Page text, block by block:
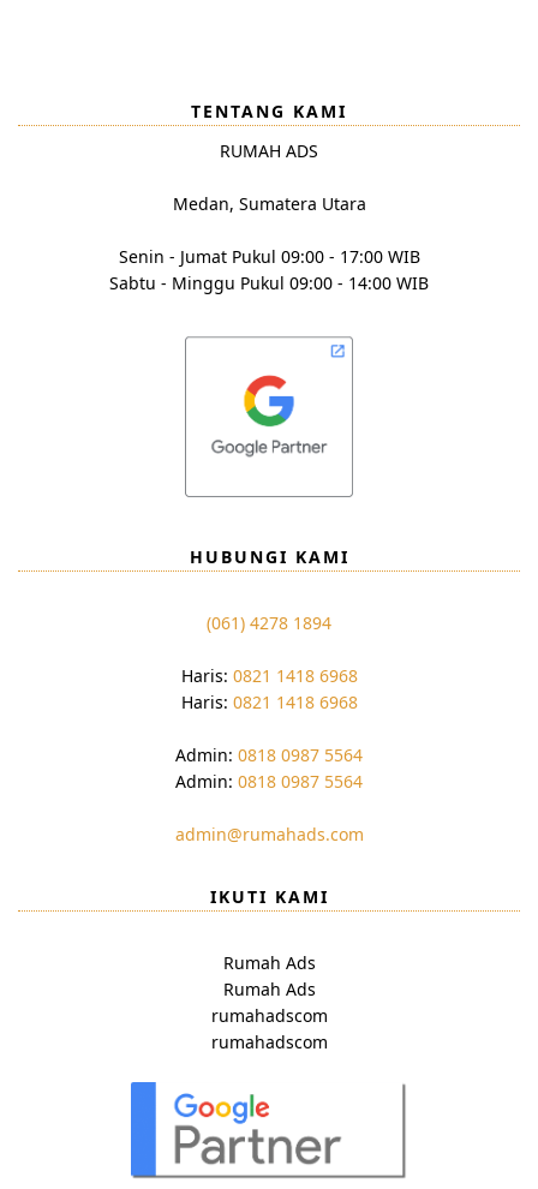
TENTANG KAMI
RUMAH ADS
Medan, Sumatera Utara
Senin - Jumat Pukul 09:00 - 17:00 WIB
Sabtu - Minggu Pukul 09:00 - 14:00 WIB
HUBUNGI KAMI
(061) 4278 1894
Haris: 0821 1418 6968
Haris: 0821 1418 6968
Admin: 0818 0987 5564
Admin: 0818 0987 5564
admin@rumahads.com
IKUTI KAMI
Rumah Ads
Rumah Ads
rumahadscom
rumahadscom